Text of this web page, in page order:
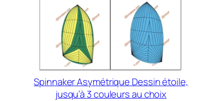
Spinnaker Asymétrique Dessin étoile,
jusqu’à 3 couleurs au choix